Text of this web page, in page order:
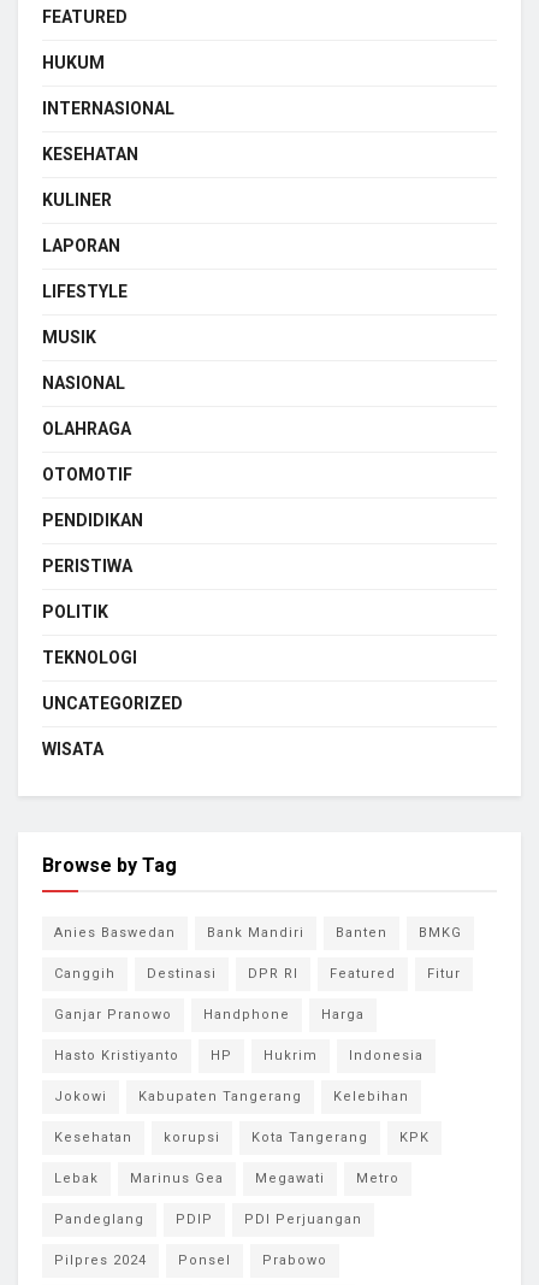
FEATURED
HUKUM
INTERNASIONAL
KESEHATAN
KULINER
LAPORAN
LIFESTYLE
MUSIK
NASIONAL
OLAHRAGA
OTOMOTIF
PENDIDIKAN
PERISTIWA
POLITIK
TEKNOLOGI
UNCATEGORIZED
WISATA
Browse by Tag
Anies Baswedan Bank Mandiri Banten BMKG
Canggih Destinasi DPR RI Featured Fitur
Ganjar Pranowo Handphone Harga
Hasto Kristiyanto HP Hukrim Indonesia
Jokowi Kabupaten Tangerang Kelebihan
Kesehatan korupsi Kota Tangerang KPK
Lebak Marinus Gea Megawati Metro
Pandeglang PDIP PDI Perjuangan
Pilpres 2024 Ponsel Prabowo